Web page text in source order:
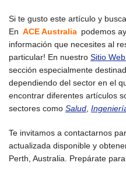
Si te gusto este artículo y
En ACE Australia podemos
información que necesites al
particular! En nuestro Sitio
sección especialmente
dependiendo del sector en el
encontrar diferentes artículos
sectores como Salud
Te invitamos a contactarnos
actualizada disponible y
Perth, Australia. Prepárate para